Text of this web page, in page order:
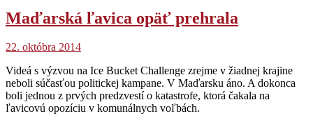
Maďarská ľavica opäť prehrala
22. októbra 2014
Videá s výzvou na Ice Bucket Challenge zrejme v žiadnej krajine
neboli súčasťou politickej kampane. V Maďarsku áno. A dokonca
boli jednou z prvých predzvestí o katastrofe, ktorá čakala na
ľavicovú opozíciu v komunálnych voľbách.